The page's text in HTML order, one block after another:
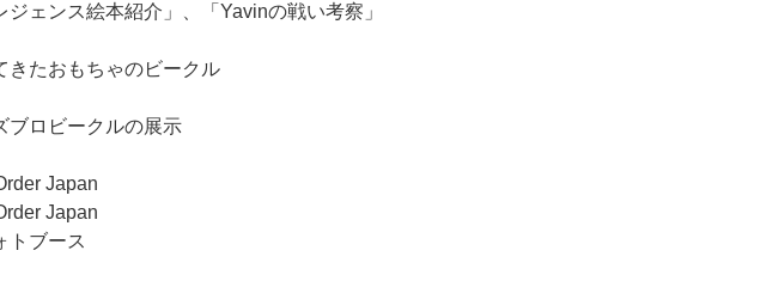
ジェンス絵本紹介」、「Yavinの戦い考察」
きたおもちゃのビークル
ブロビークルの展示
Japan
Japan
トブース